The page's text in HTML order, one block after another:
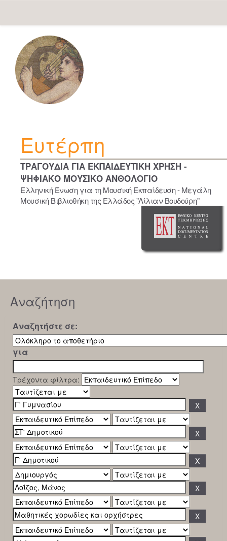
navigation
Ευτέρπη
ΤΡΑΓΟΥΔΙΑ ΓΙΑ ΕΚΠΑΙΔΕΥΤΙΚΗ ΧΡΗΣΗ -
ΨΗΦΙΑΚΟ ΜΟΥΣΙΚΟ ΑΝΘΟΛΟΓΙΟ
Ελληνική Ένωση για τη Μουσική Εκπαίδευση - Μεγάλη
Μουσική Βιβλιοθήκη της Ελλάδος "Λίλιαν Βουδούρη"
Αναζήτηση
Αναζητήστε σε:
για
Τρέχοντα φίλτρα: